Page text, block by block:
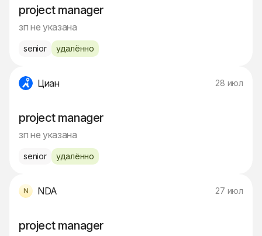
project manager
зп не указана
senior удалённо
Циан 28 июл
project manager
зп не указана
senior удалённо
NDA 27 июл
project manager